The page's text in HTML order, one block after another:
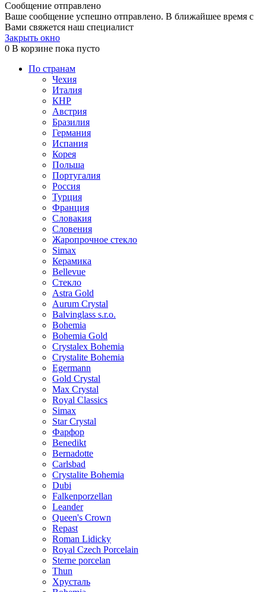
Сообщение отправлено
Ваше сообщение успешно отправлено. В ближайшее время с
Вами свяжется наш специалист
Закрыть окно
0 В корзине пока пусто
По странам
Чехия
Италия
КНР
Австрия
Бразилия
Германия
Испания
Корея
Польша
Португалия
Россия
Турция
Франция
Словакия
Словения
Жаропрочное стекло
Simax
Керамика
Bellevue
Стекло
Astra Gold
Aurum Crystal
Balvinglass s.r.o.
Bohemia
Bohemia Gold
Crystalex Bohemia
Crystalite Bohemia
Egermann
Gold Crystal
Max Crystal
Royal Classics
Simax
Star Crystal
Фарфор
Benedikt
Bernadotte
Carlsbad
Crystalite Bohemia
Dubi
Falkenporzellan
Leander
Queen's Crown
Repast
Roman Lidicky
Royal Czech Porcelain
Sterne porcelan
Thun
Хрусталь